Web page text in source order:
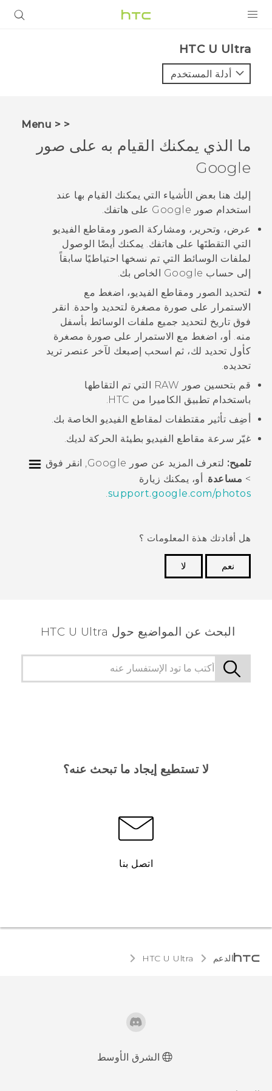
VIVE
VIVERSE
البرامج + التطبيقات
الدعم
HTC U Ultra‎
أدلة المستخدم
< < Menu
ما الذي يمكنك القيام به على صور
Google
إليك هنا بعض الأشياء التي يمكنك القيام بها عند
استخدام صور Google
على هاتفك.
عرض، وتحرير، ومشاركة الصور ومقاطع الفيديو
التي التقطتَها على هاتفك. يمكنك أيضًا الوصول
لملفات الوسائط التي تم نسخها احتياطيًا سابقاً
إلى حساب Google الخاص بك.
لتحديد الصور ومقاطع الفيديو، اضغط مع
الاستمرار على صورة مصغرة لتحديد واحدة. انقر
فوق تاريخ لتحديد جميع ملفات الوسائط بأسفل
منه. أو، اضغط مع الاستمرار على صورة مصغرة
كأول تحديد لك، ثم اسحب إصبعك لآخر عنصر تريد
تحديده.
قم بتحسين صور RAW التي تم التقاطها
باستخدام تطبيق الكاميرا
من HTC.
أضِف تأثير مقتطفات لمقاطع الفيديو الخاصة بك.
غيّر سرعة مقاطع الفيديو بطيئة الحركة لديك.
تلميح: لتعرف المزيد عن صور Google
, انقر فوق
> مساعدة . أو، يمكنك زيارة
support.google.com/photos
هل أفادتك هذة المعلومات ؟
نعم
لا
البحث عن المواضيع حول HTC U Ultra
لا تستطيع إيجاد ما تبحث عنه؟
اتصل بنا
الدعم HTC U Ultra‎
الشرق الأوسط